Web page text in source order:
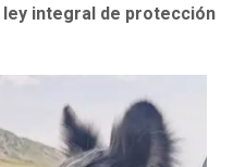
ley integral de protección